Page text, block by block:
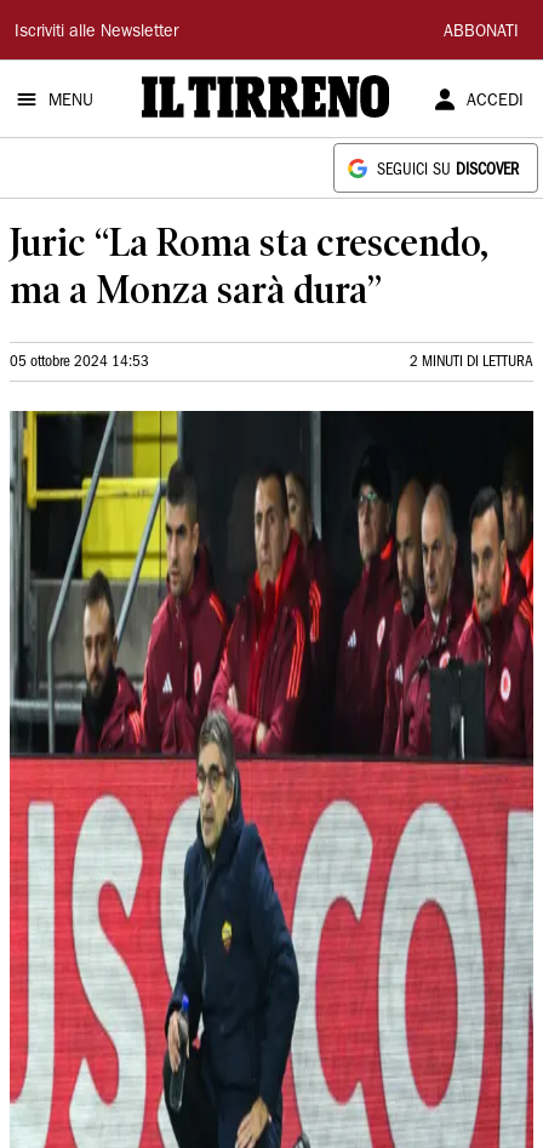
Il
Tirreno
Iscriviti alle Newsletter ABBONATI
MENU ACCEDI
SEGUICI SU DISCOVER
Juric “La Roma sta crescendo,
ma a Monza sarà dura”
05 ottobre 2024 14:53 2 MINUTI DI LETTURA